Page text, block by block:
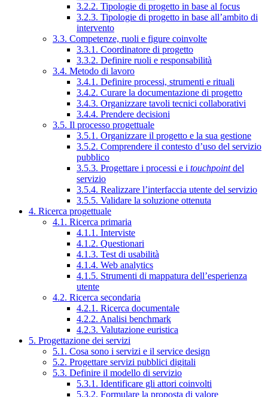
3.2.2. Tipologie di progetto in base al focus
3.2.3. Tipologie di progetto in base all’ambito di
intervento
3.3. Competenze, ruoli e figure coinvolte
3.3.1. Coordinatore di progetto
3.3.2. Definire ruoli e responsabilità
3.4. Metodo di lavoro
3.4.1. Definire processi, strumenti e rituali
3.4.2. Curare la documentazione di progetto
3.4.3. Organizzare tavoli tecnici collaborativi
3.4.4. Prendere decisioni
3.5. Il processo progettuale
3.5.1. Organizzare il progetto e la sua gestione
3.5.2. Comprendere il contesto d’uso del servizio
pubblico
3.5.3. Progettare i processi e i touchpointdel
servizio
3.5.4. Realizzare l’interfaccia utente del servizio
3.5.5. Validare la soluzione ottenuta
4. Ricerca progettuale
4.1. Ricerca primaria
4.1.1. Interviste
4.1.2. Questionari
4.1.3. Test di usabilità
4.1.4. Web analytics
4.1.5. Strumenti di mappatura dell’esperienza
utente
4.2. Ricerca secondaria
4.2.1. Ricerca documentale
4.2.2. Analisi benchmark
4.2.3. Valutazione euristica
5. Progettazione dei servizi
5.1. Cosa sono i servizi e il service design
5.2. Progettare servizi pubblici digitali
5.3. Definire il modello di servizio
5.3.1. Identificare gli attori coinvolti
5.3.2. Formulare la proposta di valore